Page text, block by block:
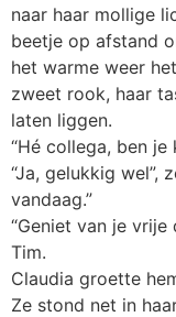
naar haar mollige
beetje op afstand
het warme weer
zweet rook, haar
laten liggen.
“Hé collega, ben
“Ja, gelukkig wel”,
vandaag.”
“Geniet van je
Tim.
Claudia groette
Ze stond net in